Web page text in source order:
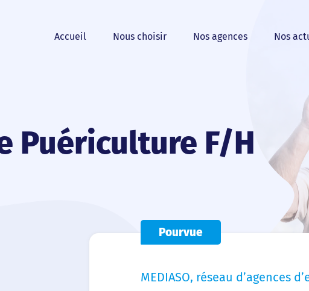
Accueil Nous choisir Nos agences Nos
Puériculture F/H
Pourvue
MEDIASO, réseau d’agences